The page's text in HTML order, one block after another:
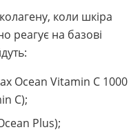
коли шкіра
реагує на базові
Ocean Vitamin C 1000
C);
Plus);